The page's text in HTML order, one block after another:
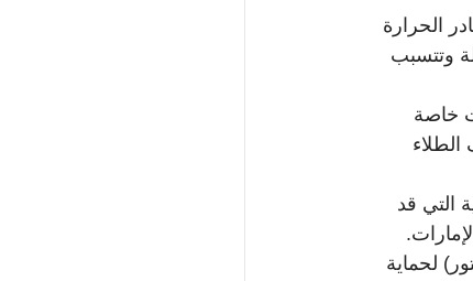
الحرارة
وتتسبب
خاصة
الطلاء
التي قد
لحماية